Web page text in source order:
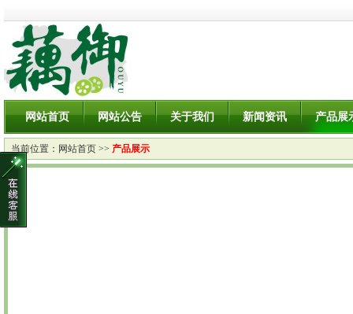
网站首页 网站公告 关于我们 新闻资讯 产品展
当前位置： 网站首页 >> 产品展示